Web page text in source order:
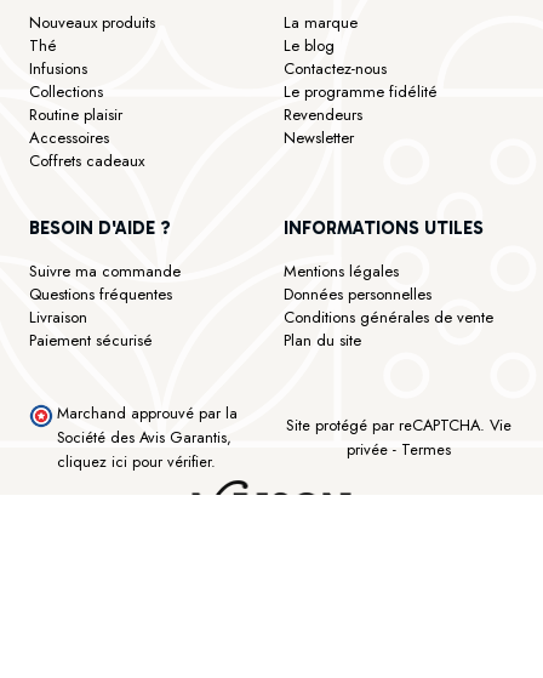
Nouveaux produits
Thé
Infusions
Collections
Routine plaisir
Accessoires
Coffrets cadeaux
La marque
Le blog
Contactez-nous
Le programme fidélité
Revendeurs
Newsletter
BESOIN D'AIDE ?
Suivre ma commande
Questions fréquentes
Livraison
Paiement sécurisé
INFORMATIONS UTILES
Mentions légales
Données personnelles
Conditions générales de vente
Plan du site
Marchand approuvé par la
Société des Avis Garantis,
cliquez ici pour vérifier.
Site protégé par reCAPTCHA. Vie
privée - Termes